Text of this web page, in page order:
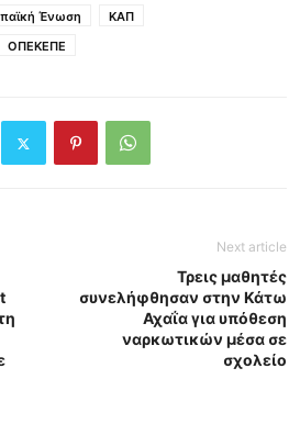
Ένωση
ΚΑΠ
ΟΠΕΚΕΠΕ
Next article
Τρεις μαθητές
συνελήφθησαν στην Κάτω
Αχαΐα για υπόθεση
ναρκωτικών μέσα σε
σχολείο